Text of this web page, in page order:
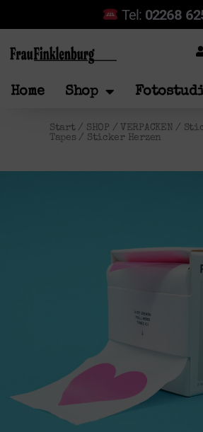
Tel: 02268
Home Shop
Start/ SHOP / VERPACKEN /
Tapes/ Sticker Herzen